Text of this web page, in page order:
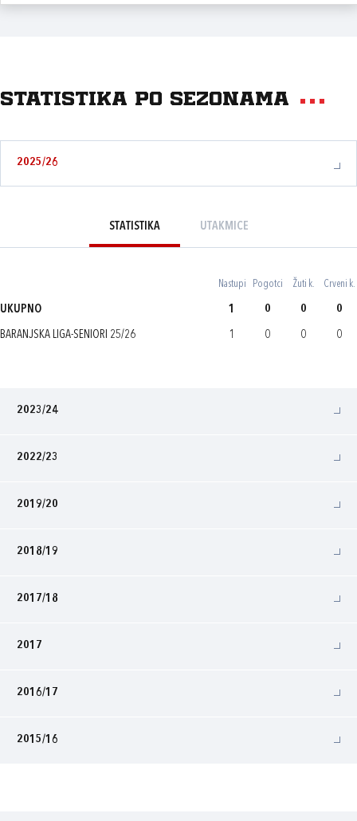
Statistika po sezonama
2025/26
STATISTIKA UTAKMICE
Nastupi Pogotci Žuti k. Crveni k.
UKUPNO 1 0 0 0
BARANJSKA LIGA-SENIORI 25/26 1 0 0 0
2023/24
2022/23
2019/20
2018/19
2017/18
2017
2016/17
2015/16